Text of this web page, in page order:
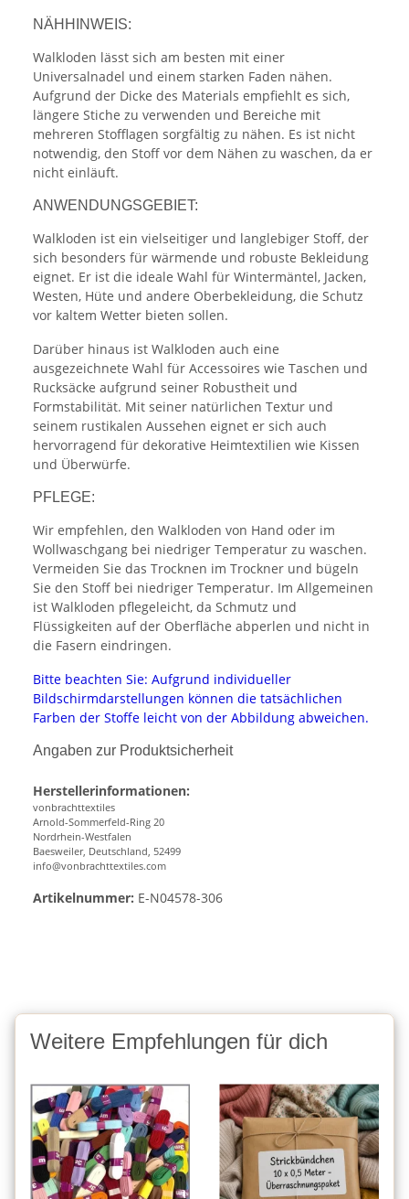
NÄHHINWEIS:
Walkloden lässt sich am besten mit einer
Universalnadel und einem starken Faden nähen.
Aufgrund der Dicke des Materials empfiehlt es sich,
längere Stiche zu verwenden und Bereiche mit
mehreren Stofflagen sorgfältig zu nähen. Es ist nicht
notwendig, den Stoff vor dem Nähen zu waschen, da er
nicht einläuft.
ANWENDUNGSGEBIET:
Walkloden ist ein vielseitiger und langlebiger Stoff, der
sich besonders für wärmende und robuste Bekleidung
eignet. Er ist die ideale Wahl für Wintermäntel, Jacken,
Westen, Hüte und andere Oberbekleidung, die Schutz
vor kaltem Wetter bieten sollen.
Darüber hinaus ist Walkloden auch eine
ausgezeichnete Wahl für Accessoires wie Taschen und
Rucksäcke aufgrund seiner Robustheit und
Formstabilität. Mit seiner natürlichen Textur und
seinem rustikalen Aussehen eignet er sich auch
hervorragend für dekorative Heimtextilien wie Kissen
und Überwürfe.
PFLEGE:
Wir empfehlen, den Walkloden von Hand oder im
Wollwaschgang bei niedriger Temperatur zu waschen.
Vermeiden Sie das Trocknen im Trockner und bügeln
Sie den Stoff bei niedriger Temperatur. Im Allgemeinen
ist Walkloden pflegeleicht, da Schmutz und
Flüssigkeiten auf der Oberfläche abperlen und nicht in
die Fasern eindringen.
Bitte beachten Sie: Aufgrund individueller
Bildschirmdarstellungen können die tatsächlichen
Farben der Stoffe leicht von der Abbildung abweichen.
Angaben zur Produktsicherheit
Herstellerinformationen:
vonbrachttextiles
Arnold-Sommerfeld-Ring 20
Nordrhein-Westfalen
Baesweiler, Deutschland, 52499
info@vonbrachttextiles.com
Artikelnummer: E-N04578-306
Weitere Empfehlungen für dich